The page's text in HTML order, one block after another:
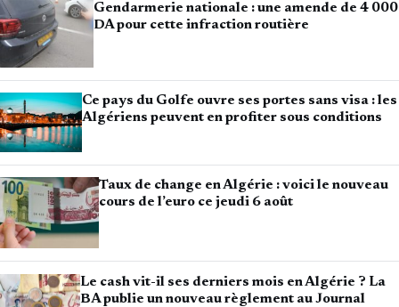
Gendarmerie nationale : une amende de 4 000
DA pour cette infraction routière
Ce pays du Golfe ouvre ses portes sans visa : les
Algériens peuvent en profiter sous conditions
Taux de change en Algérie : voici le nouveau
cours de l’euro ce jeudi 6 août
Le cash vit-il ses derniers mois en Algérie ? La
BA publie un nouveau règlement au Journal